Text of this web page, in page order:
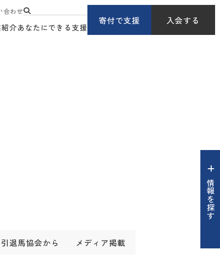
合わせ
介あなたにできる支援
寄付で支援 入会する
情報を探す
引退馬協会から メディア掲載